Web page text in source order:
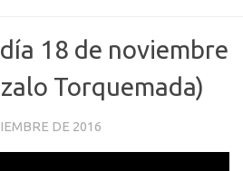
18 de noviembre
Torquemada)
DE 2016